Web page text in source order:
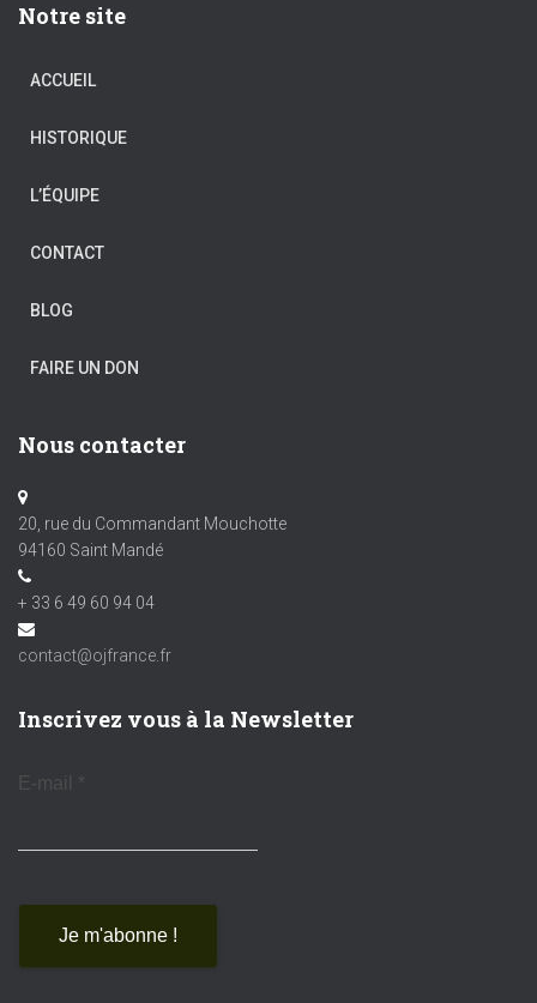
Notre site
ACCUEIL
HISTORIQUE
L’ÉQUIPE
CONTACT
BLOG
FAIRE UN DON
Nous contacter
20, rue du Commandant Mouchotte
94160 Saint Mandé
+ 33 6 49 60 94 04
contact@ojfrance.fr
Inscrivez vous à la Newsletter
E-mail *